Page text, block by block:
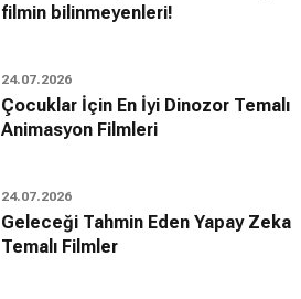
filmin bilinmeyenleri!
24.07.2026
Çocuklar İçin En İyi Dinozor Temalı
Animasyon Filmleri
24.07.2026
Geleceği Tahmin Eden Yapay Zeka
Temalı Filmler